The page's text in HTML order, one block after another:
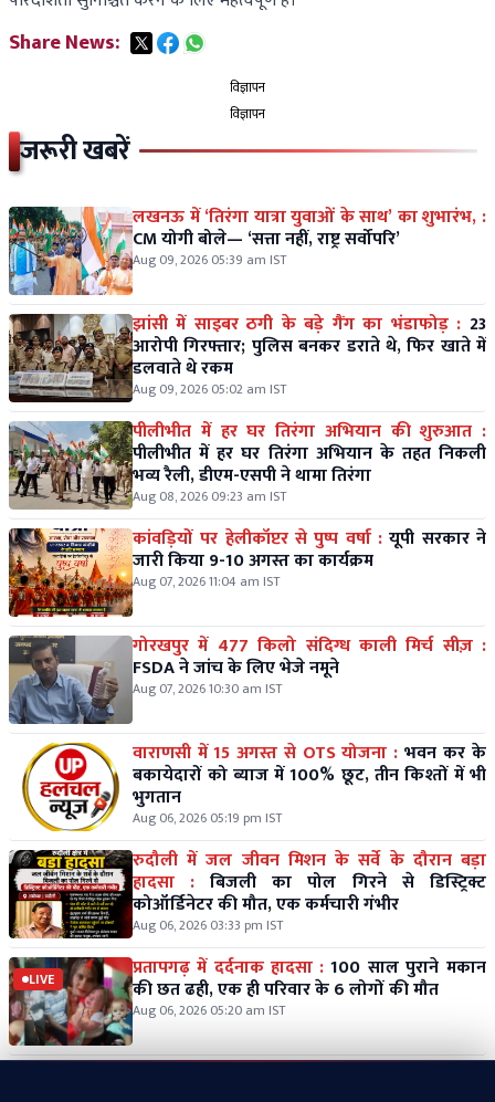
Share News:
विज्ञापन
विज्ञापन
जरूरी खबरें
लखनऊ में ‘तिरंगा यात्रा युवाओं के साथ’ का शुभारंभ, :
CM योगी बोले— ‘सत्ता नहीं, राष्ट्र सर्वोपरि’
Aug 09, 2026 05:39 am IST
झांसी में साइबर ठगी के बड़े गैंग का भंडाफोड़ : 23
आरोपी गिरफ्तार; पुलिस बनकर डराते थे, फिर खाते में
डलवाते थे रकम
Aug 09, 2026 05:02 am IST
पीलीभीत में हर घर तिरंगा अभियान की शुरुआत :
पीलीभीत में हर घर तिरंगा अभियान के तहत निकली
भव्य रैली, डीएम-एसपी ने थामा तिरंगा
Aug 08, 2026 09:23 am IST
कांवड़ियों पर हेलीकॉप्टर से पुष्प वर्षा : यूपी सरकार ने
जारी किया 9-10 अगस्त का कार्यक्रम
Aug 07, 2026 11:04 am IST
गोरखपुर में 477 किलो संदिग्ध काली मिर्च सीज़ :
FSDA ने जांच के लिए भेजे नमूने
Aug 07, 2026 10:30 am IST
वाराणसी में 15 अगस्त से OTS योजना : भवन कर के
बकायेदारों को ब्याज में 100% छूट, तीन किश्तों में भी
भुगतान
Aug 06, 2026 05:19 pm IST
रुदौली में जल जीवन मिशन के सर्वे के दौरान बड़ा
हादसा : बिजली का पोल गिरने से डिस्ट्रिक्ट
कोऑर्डिनेटर की मौत, एक कर्मचारी गंभीर
Aug 06, 2026 03:33 pm IST
LIVE प्रतापगढ़ में दर्दनाक हादसा : 100 साल पुराने मकान
की छत ढही, एक ही परिवार के 6 लोगों की मौत
Aug 06, 2026 05:20 am IST